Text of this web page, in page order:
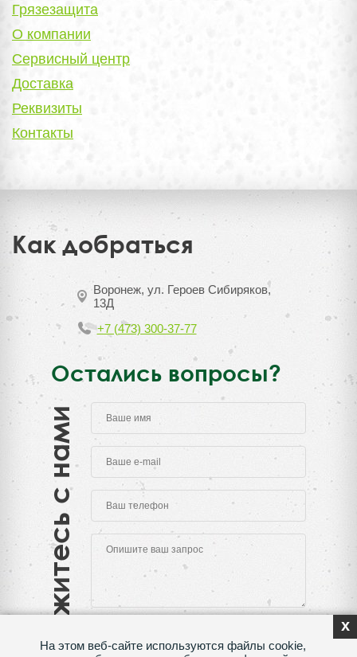
Грязезащита
О компании
Сервисный центр
Доставка
Реквизиты
Контакты
Как добраться
Воронеж, ул. Героев Сибиряков,
13Д
+7 (473) 300-37-77
Остались вопросы?
Свяжитесь с нами x
На этом веб-сайте используются файлы cookie,